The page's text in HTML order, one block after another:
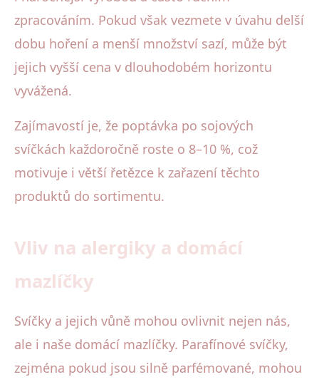
zpracováním. Pokud však vezmete v úvahu delší
dobu hoření a menší množství sazí, může být
jejich vyšší cena v dlouhodobém horizontu
vyvážená.
Zajímavostí je, že poptávka po sojových
svíčkách každoročně roste o 8–10 %, což
motivuje i větší řetězce k zařazení těchto
produktů do sortimentu.
Vliv na alergiky a domácí
mazlíčky
Svíčky a jejich vůně mohou ovlivnit nejen nás,
ale i naše domácí mazlíčky. Parafínové svíčky,
zejména pokud jsou silně parfémované, mohou